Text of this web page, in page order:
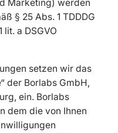
Marketing) werden
§ 25 Abs. 1 TDDDG
a DSGVO
setzen wir das
der Borlabs GmbH,
ein. Borlabs
dem die von Ihnen